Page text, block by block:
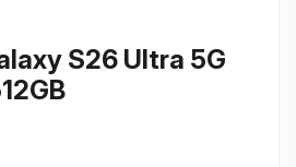
S26 Ultra 5G